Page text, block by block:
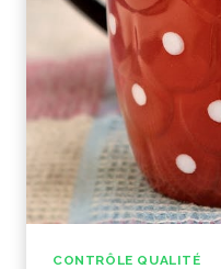
CONTRÔLE QUALITÉ